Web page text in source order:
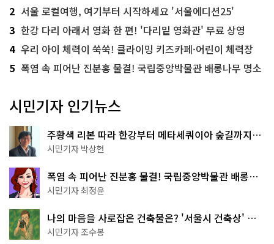
2 서울 로컬여행, 여기부터 시작하세요 '서울에디션25'
3 한강 다리 아래서 영화 한 편! '다리밑 영화관' 무료 상영
4 우리 아이 체력이 쑥쑥! 클라이밍 키즈카페·어린이 체력장
5 폭염 속 피어난 진분홍 물결! 국립중앙박물관 배롱나무 명소
시민기자 인기뉴스
주황색 리본 따라 한강부터 메타세쿼이아 숲길까지…
서울둘레길 15코스
시민기자 박상현
폭염 속 피어난 진분홍 물결! 국립중앙박물관 배롱나
무 명소
시민기자 최정윤
나의 마음을 사로잡은 건축물은? '서울시 건축상' 수
상작 공개!
시민기자 조수봉